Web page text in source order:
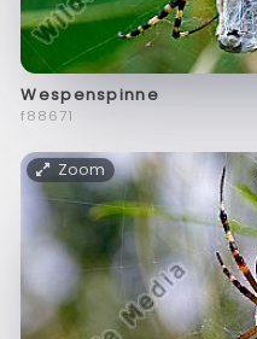
Wespenspinne
f88671
Zoom